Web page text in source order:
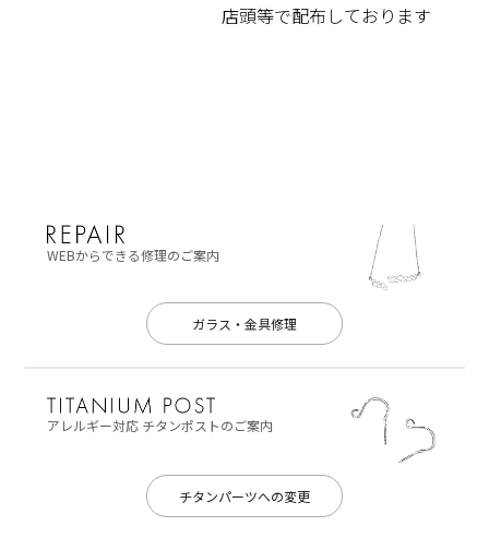
店頭等で配布しております
WEBからできる修理のご案内
ガラス・金具修理
アレルギー対応チタンポストのご案内
チタンパーツへの変更